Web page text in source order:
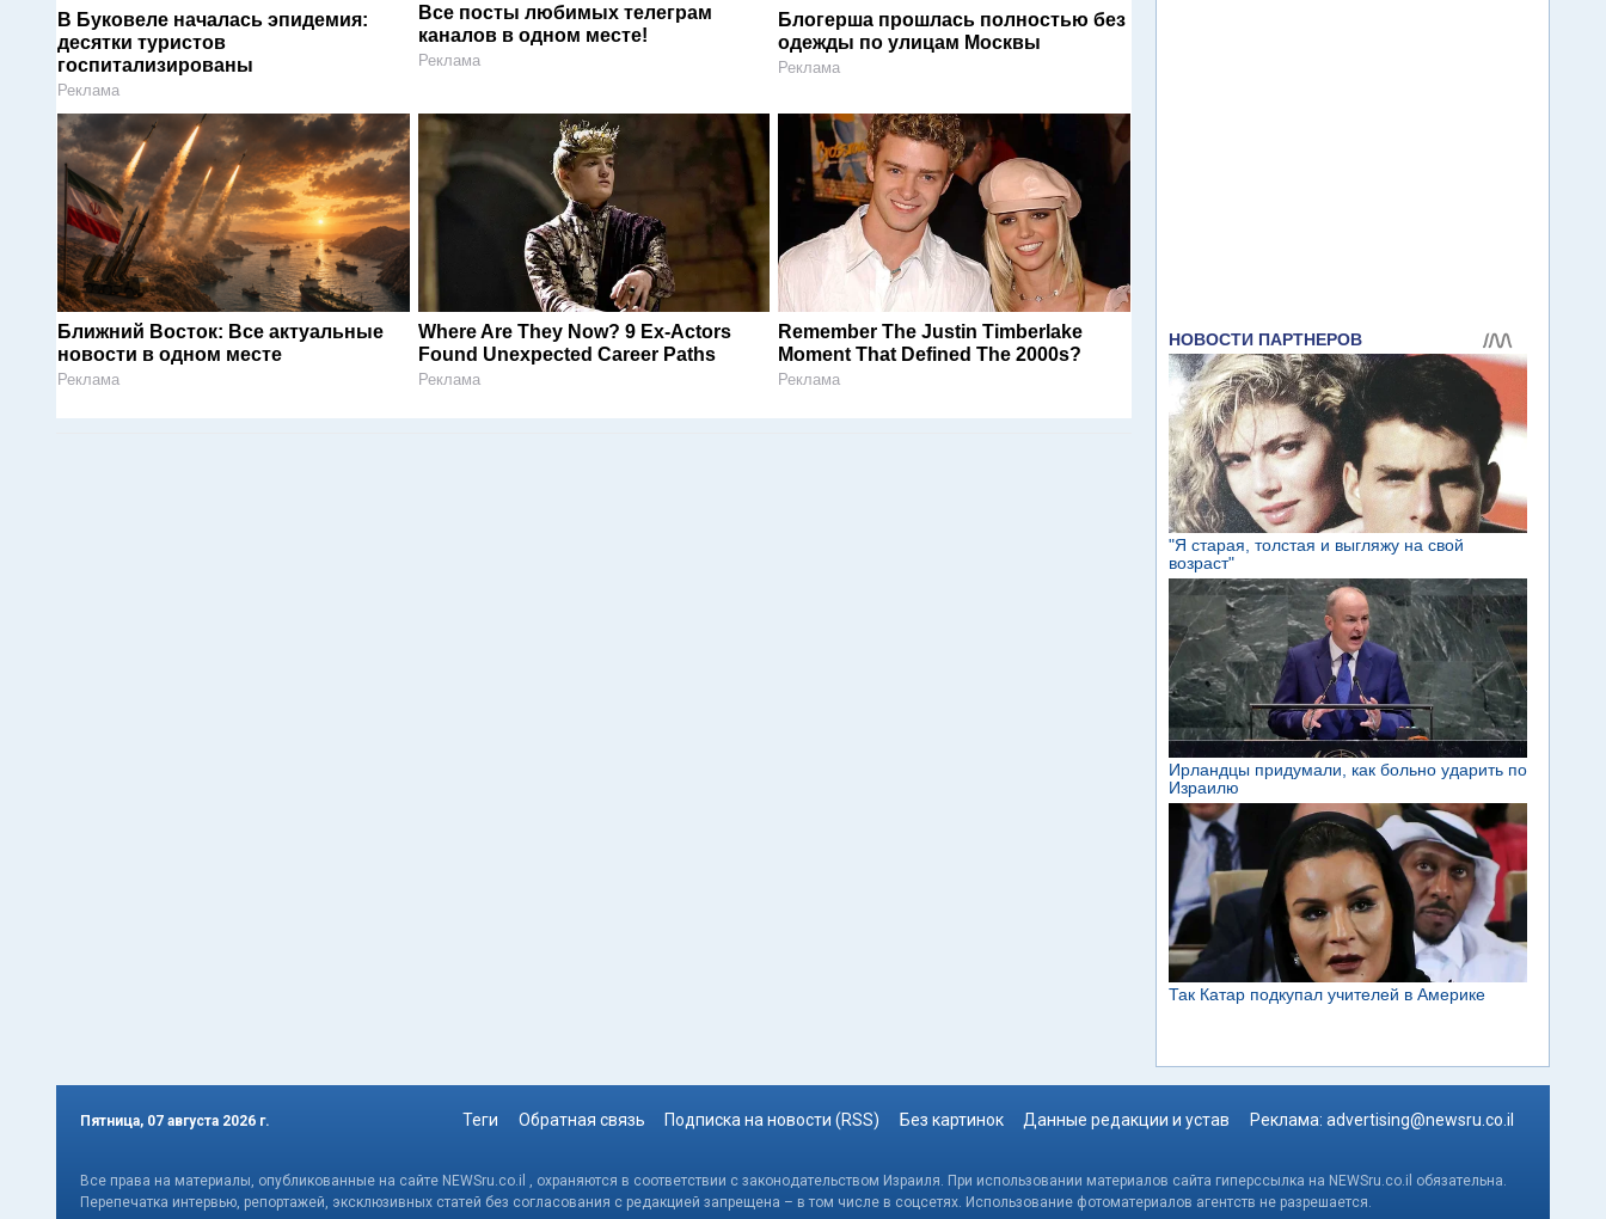
В Буковеле началась эпидемия:
десятки туристов
госпитализированы
Реклама
Все посты любимых телеграм
каналов в одном месте!
Реклама
Блогерша прошлась полностью без
одежды по улицам Москвы
Реклама
Ближний Восток: Все актуальные
новости в одном месте
Реклама
Where Are They Now? 9 Ex-Actors
Found Unexpected Career Paths
Реклама
Remember The Justin Timberlake
Moment That Defined The 2000s?
Реклама
Пятница, 07 августа 2026 г. Теги Обратная связь Подписка на новости (RSS) Без картинок Данные редакции и устав Реклама: advertising@newsru.co.il
Все права на материалы, опубликованные на сайте NEWSru.co.il , охраняются в соответствии с законодательством Израиля. При использовании материалов сайта гиперссылка на NEWSru.co.il обязательна.
Перепечатка интервью, репортажей, эксклюзивных статей без согласования с редакцией запрещена – в том числе в соцсетях. Использование фотоматериалов агентств не разрешается.